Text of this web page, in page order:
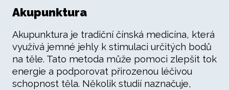
Akupunktura
Akupunktura je tradiční čínská medicína, která
využívá jemné jehly k stimulaci určitých bodů
na těle. Tato metoda může pomoci zlepšit tok
energie a podporovat přirozenou léčivou
schopnost těla. Několik studií naznačuje,